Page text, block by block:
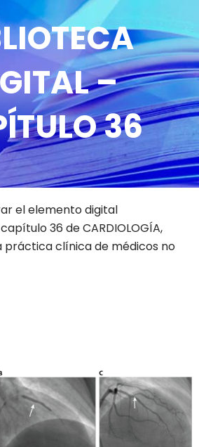
–
36
el elemento digital
36 de CARDIOLOGÍA,
práctica clínica de médicos no